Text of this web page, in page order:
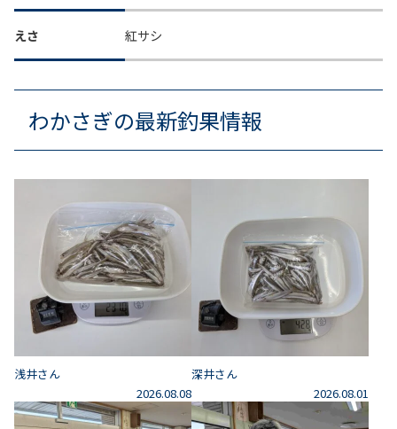
えさ 紅サシ
わかさぎの最新釣果情報
浅井さん
2026.08.08
深井さん
2026.08.01